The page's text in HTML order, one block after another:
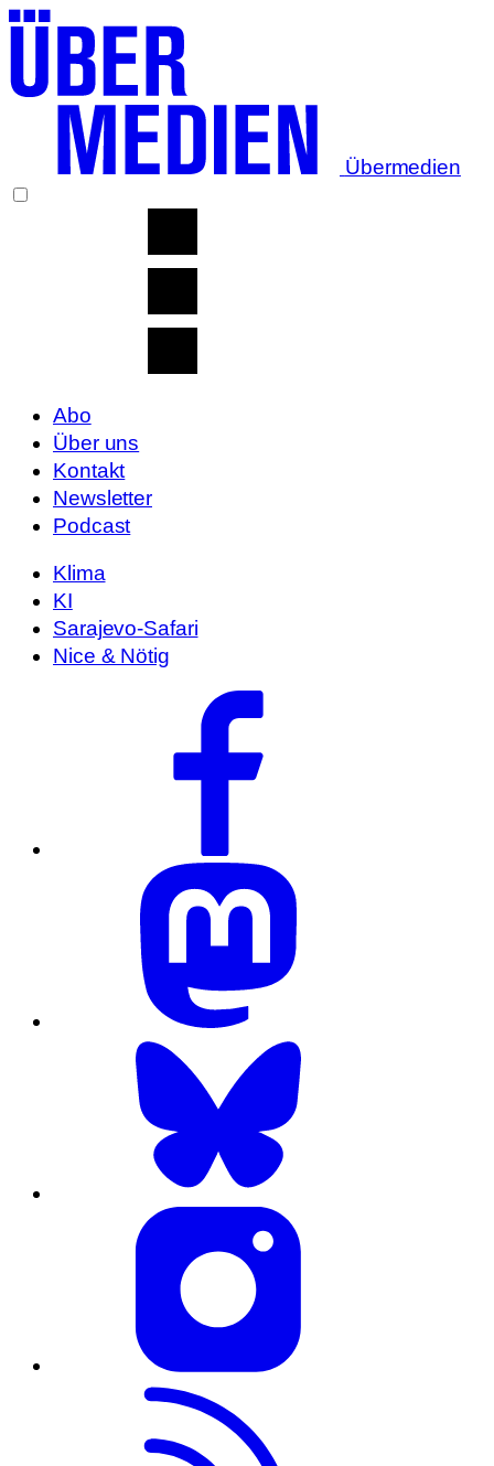
Übermedien
Abo
Über uns
Kontakt
Newsletter
Podcast
Klima
KI
Sarajevo-Safari
Nice & Nötig